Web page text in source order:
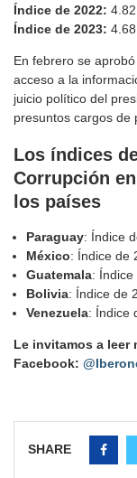
Índice de 2022: 4.82
Índice de 2023: 4.68
En febrero se
acceso a la
juicio político del
presuntos cargos de
Los índices
Corrupción
los países
Paraguay: Índice
México: Índice de
Guatemala:
Bolivia: Índice de
Venezuela: Índice
Le invitamos a leer
Facebook:
SHARE